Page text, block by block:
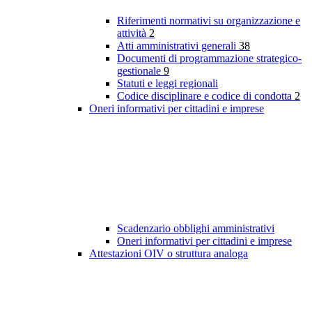
Riferimenti normativi su organizzazione e
attività 2
Atti amministrativi generali 38
Documenti di programmazione strategico-
gestionale 9
Statuti e leggi regionali
Codice disciplinare e codice di condotta 2
Oneri informativi per cittadini e imprese
Scadenzario obblighi amministrativi
Oneri informativi per cittadini e imprese
Attestazioni OIV o struttura analoga